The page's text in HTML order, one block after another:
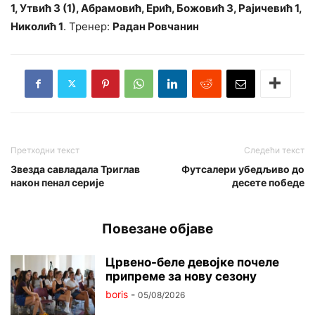
1, Утвић 3 (1), Абрамовић, Ерић, Божовић 3, Рајичевић 1,
Николић 1. Тренер: Радан Ровчанин
Претходни текст
Звезда савладала Триглав
након пенал серије
Следећи текст
Футсалери убедљиво до
десете победе
Повезане објаве
Црвено-беле девојке почеле
припреме за нову сезону
boris - 05/08/2026